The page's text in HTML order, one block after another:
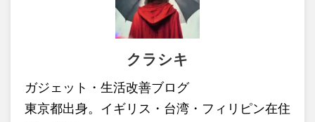
クラシキ
ガジェット・生活改善ブログ
東京都出身。イギリス・台湾・フィリピン在住